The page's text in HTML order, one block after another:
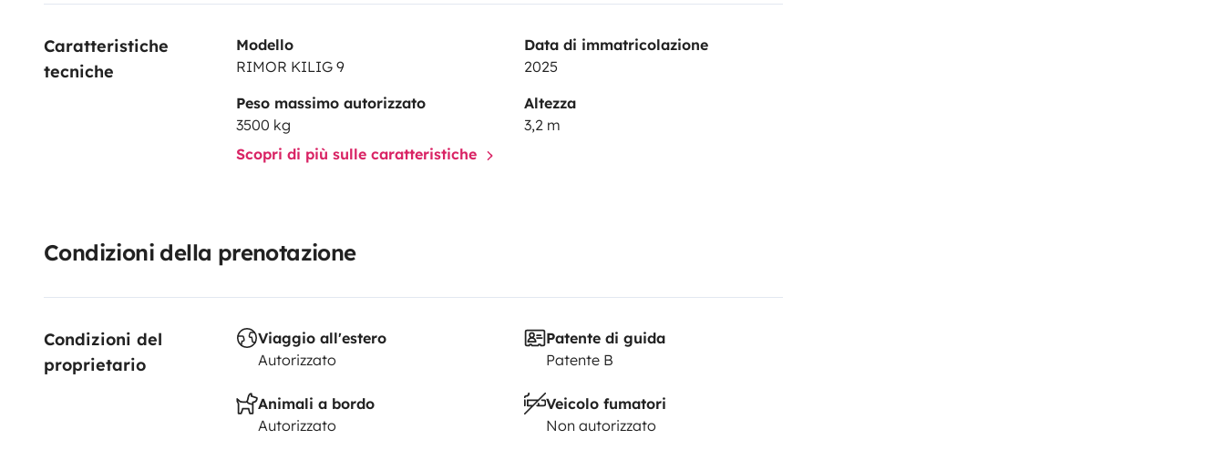
Caratteristiche
tecniche
Modello
RIMOR KILIG 9
Data di immatricolazione
2025
Peso massimo autorizzato
3500 kg
Altezza
3,2 m
Scopri di più sulle caratteristiche
Condizioni della prenotazione
Condizioni del
proprietario
Viaggio all'estero
Autorizzato
Patente di guida
Patente B
Animali a bordo
Autorizzato
Veicolo fumatori
Non autorizzato